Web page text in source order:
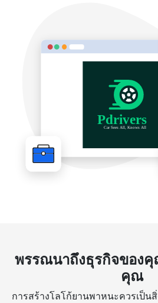
พรรณนาถึงธุรกิจของ
คุณ
การสร้างโลโก้ยานพาหนะควรเป็